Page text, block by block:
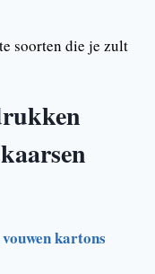
soorten die je zult
kartons